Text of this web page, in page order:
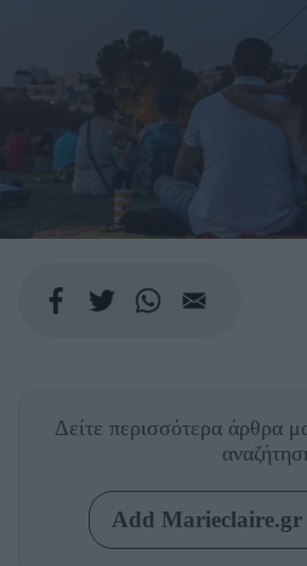
Δείτε περισσότερα άρθρα
Add Marieclaire.gr